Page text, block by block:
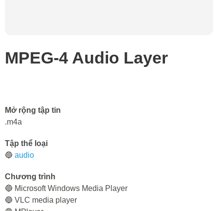
MPEG-4 Audio Layer
Mở rộng tập tin
.m4a
Tập thể loại
🔵 audio
Chương trình
🔵 Microsoft Windows Media Player
🔵 VLC media player